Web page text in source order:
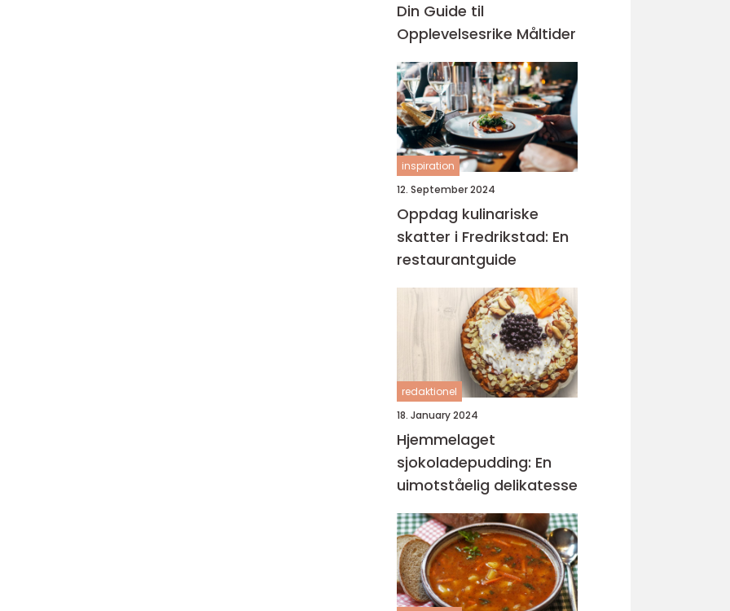
Din Guide til
Opplevelsesrike Måltider
inspiration
12. September 2024
Oppdag kulinariske
skatter i Fredrikstad: En
restaurantguide
redaktionel
18. January 2024
Hjemmelaget
sjokoladepudding: En
uimotståelig delikatesse